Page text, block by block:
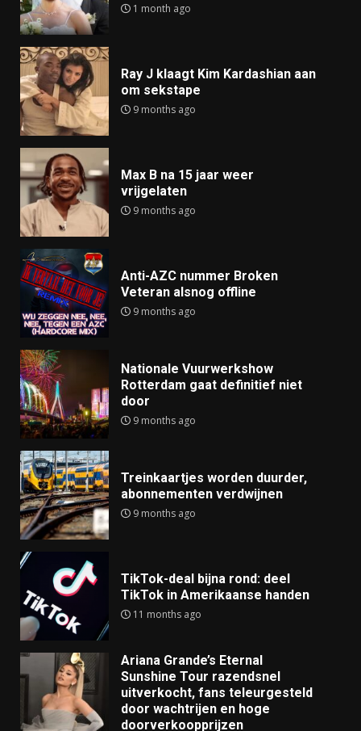
1 month ago
Ray J klaagt Kim Kardashian aan
om sekstape
9 months ago
Max B na 15 jaar weer
vrijgelaten
9 months ago
Anti-AZC nummer Broken
Veteran alsnog offline
9 months ago
Nationale Vuurwerkshow
Rotterdam gaat definitief niet
door
9 months ago
Treinkaartjes worden duurder,
abonnementen verdwijnen
9 months ago
TikTok-deal bijna rond: deel
TikTok in Amerikaanse handen
11 months ago
Ariana Grande’s Eternal
Sunshine Tour razendsnel
uitverkocht, fans teleurgesteld
door wachtrijen en hoge
doorverkoopprijzen